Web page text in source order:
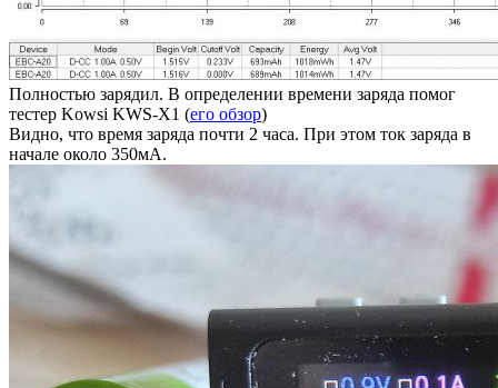
Полностью зарядил. В определении времени заряда помог
тестер Kowsi KWS-X1 (его обзор)
Видно, что время заряда почти 2 часа. При этом ток заряда в
начале около 350мА.